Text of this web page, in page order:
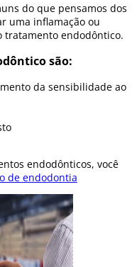
do que pensamos dos
uma inflamação ou
tratamento endodôntico.
são:
da sensibilidade ao
endodônticos, você
de endodontia